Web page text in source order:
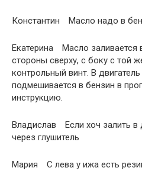
Константин Масло надо в
Екатерина Масло заливается
стороны сверху, с боку с той
контрольный винт. В
подмешивается в бензин в
инструкцию.
Владислав Если хоч залить в
через глушитель
Мария С лева у ижа есть